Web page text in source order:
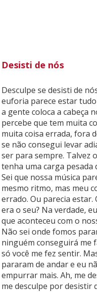
Desisti de nós
Desculpe se desisti de
euforia parece estar
a gente coloca a cabeça
percebe que tem muita
muita coisa errada, fora
se não consegui levar
ser para sempre. Talvez
tenha uma carga pesada
Sei que nossa música
mesmo ritmo, mas meu
errado. Ou parecia estar.
era o seu? Na verdade,
que aconteceu com o
Não sei onde fomos
ninguém conseguirá me
só você me fez sentir.
pararam de andar e eu
empurrar mais. Ah, me
me desculpe por desistir